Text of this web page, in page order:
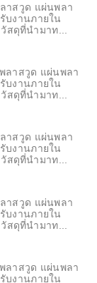
าสวูด แผ่นพลา
บงานภายใน
ดุที่นำมาท...
ลาสวูด แผ่นพลา
บงานภายใน
ดุที่นำมาท...
าสวูด แผ่นพลา
บงานภายใน
สดุที่นำมาท...
าสวูด แผ่นพลา
บงานภายใน
ดุที่นำมาท...
ลาสวูด แผ่นพลา
บงานภายใน